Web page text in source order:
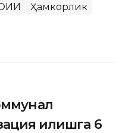
Ҳамкорлик
қилишга 6